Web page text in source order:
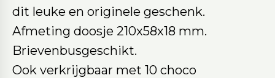
dit leuke en originele geschenk.
Afmeting doosje 210x58x18 mm.
Brievenbusgeschikt.
Ook verkrijgbaar met 10 choco